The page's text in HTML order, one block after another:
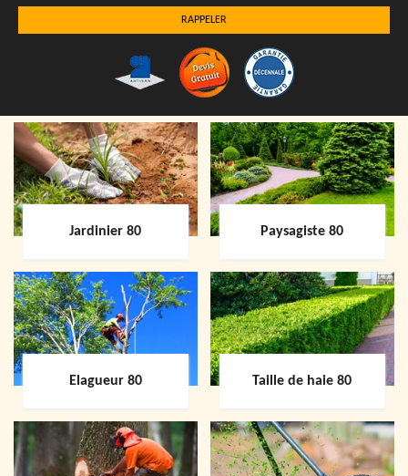
Jardinier 80 Paysagiste 80
Elagueur 80 Taille de haie 80